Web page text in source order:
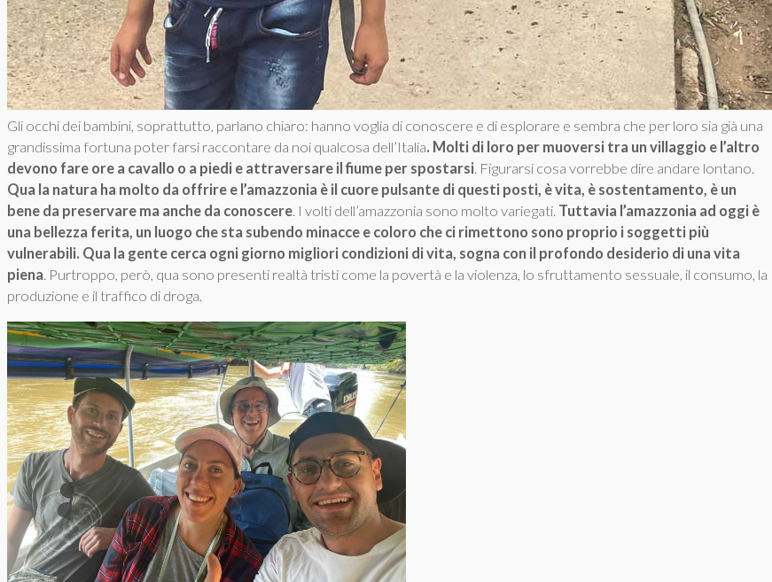
Gli occhi dei bambini, soprattutto, parlano chiaro: hanno voglia di conoscere e di esplorare e sembra che per loro sia già una
grandissima fortuna poter farsi raccontare da noi qualcosa dell’Italia. Molti di loro per muoversi tra un villaggio e l’altro
devono fare ore a cavallo o a piedi e attraversare il fiume per spostarsi. Figurarsi cosa vorrebbe dire andare lontano.
Qua la natura ha molto da offrire e l’amazzonia è il cuore pulsante di questi posti, è vita, è sostentamento, è un
bene da preservare ma anche da conoscere. I volti dell’amazzonia sono molto variegati. Tuttavia l’amazzonia ad oggi è
una bellezza ferita, un luogo che sta subendo minacce e coloro che ci rimettono sono proprio i soggetti più
vulnerabili. Qua la gente cerca ogni giorno migliori condizioni di vita, sogna con il profondo desiderio di una vita
piena. Purtroppo, però, qua sono presenti realtà tristi come la povertà e la violenza, lo sfruttamento sessuale, il consumo, la
produzione e il traffico di droga.